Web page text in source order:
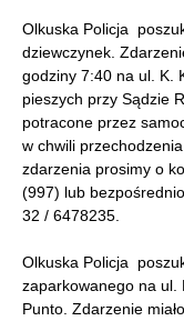
Olkuska Policja
dziewczynek.
godziny 7:40 na ul. K.
pieszych przy Sądzie
potracone przez
w chwili
zdarzenia prosimy o
(997) lub
32 / 6478235.
Olkuska Policja
zaparkowanego na ul.
Punto. Zdarzenie